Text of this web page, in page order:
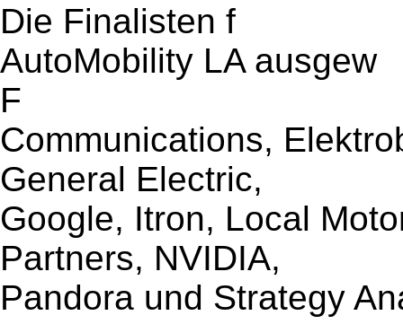
Die Finalisten f
AutoMobility LA ausgew
F
Communications,
General Electric,
Google, Itron, Local
Partners, NVIDIA,
Pandora und Strategy